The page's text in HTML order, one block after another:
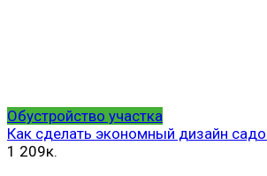
Обустройство участка
Как сделать экономный дизайн
1 209к.